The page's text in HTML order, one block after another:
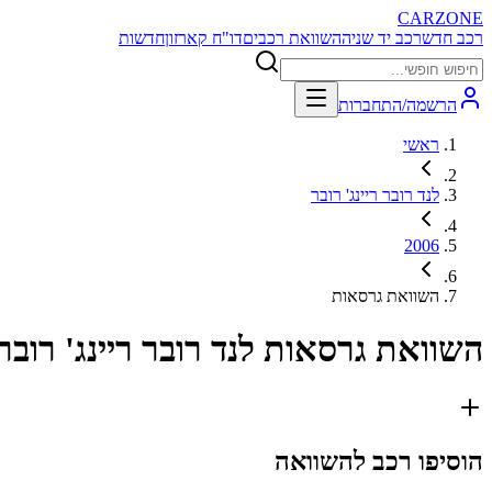
CARZONE
רכב חדשרכב יד שניההשוואת רכביםדו"ח קארזוןחדשות
הרשמה/התחברות
ראשי
לנד רובר ריינג' רובר
2006
השוואת גרסאות
השוואת גרסאות לנד רובר ריינג' רובר
הוסיפו רכב להשוואה